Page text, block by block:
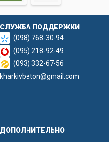
СЛУЖБА ПОДДЕРЖКИ
(098) 768-30-94
(095) 218-92-49
(093) 332-67-56
kharkivbeton@gmail.com
ДОПОЛНИТЕЛЬНО